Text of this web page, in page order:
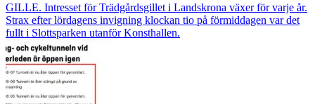
GILLE. Intresset för Trädgårdsgillet i Landskrona växer för varje år.
Strax efter lördagens invigning klockan tio på förmiddagen var det
fullt i Slottsparken utanför Konsthallen.